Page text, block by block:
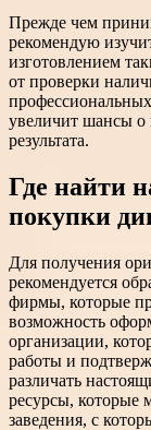
Прежде чем
рекомендую
изготовлением
от проверки
увеличит шансы о
результата.
Где найти
покупки
Для получения
рекомендуется
фирмы, которые
возможность
организации,
работы и
различать
ресурсы, которые
заведения, с